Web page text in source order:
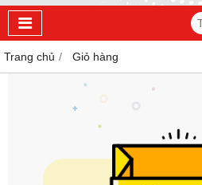
Trang chủ Giỏ hàng